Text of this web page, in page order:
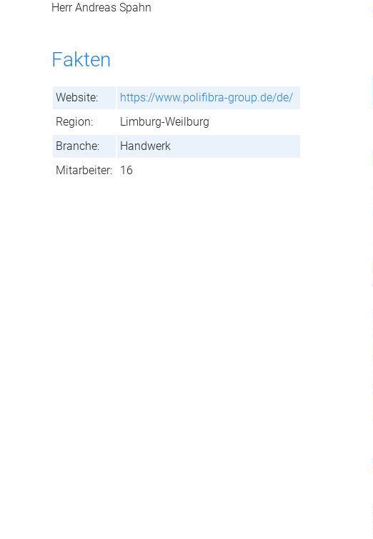
Herr Andreas Spahn
Fakten
Website:
https://www.polifibra-group.de/de/
Region:
Limburg-Weilburg
Branche:
Handwerk
Mitarbeiter:
16